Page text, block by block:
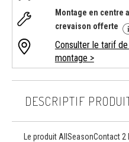
Montage en centre
crevaison offerte
Consulter le tarif
montage >
DESCRIPTIF
Le produit AllSeasonContact